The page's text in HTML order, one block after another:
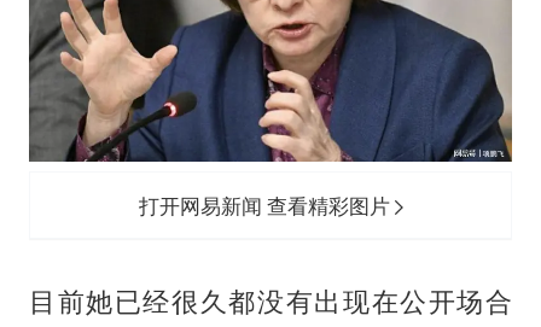
打开网易新闻 查看精彩图片
目前她已经很久都没有出现在公开场合